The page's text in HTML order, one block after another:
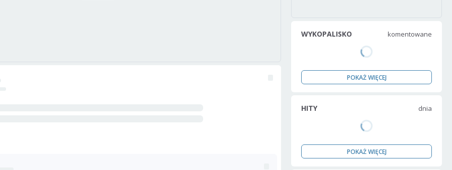
WYKOPALISKO komentowane
POKAŻ WIĘCEJ
HITY dnia
POKAŻ WIĘCEJ